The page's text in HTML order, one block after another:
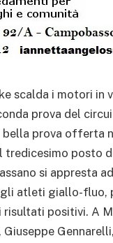
scalda i motori in
prova del
bella prova offerta
tredicesimo posto
si appresta
atleti giallo-fluo,
risultati positivi. A
Giuseppe